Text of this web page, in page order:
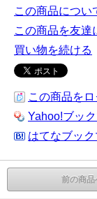
この商品につい
この商品を友達
買い物を続ける
この商品を
Yahoo!ブッ
はてなブッ
前の商品